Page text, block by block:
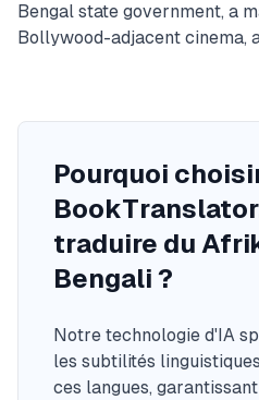
Bengal state government, a
Bollywood-adjacent cinema,
Pourquoi
traduire du
Bengali ?
Notre technologie d'IA
les subtilités
ces langues,